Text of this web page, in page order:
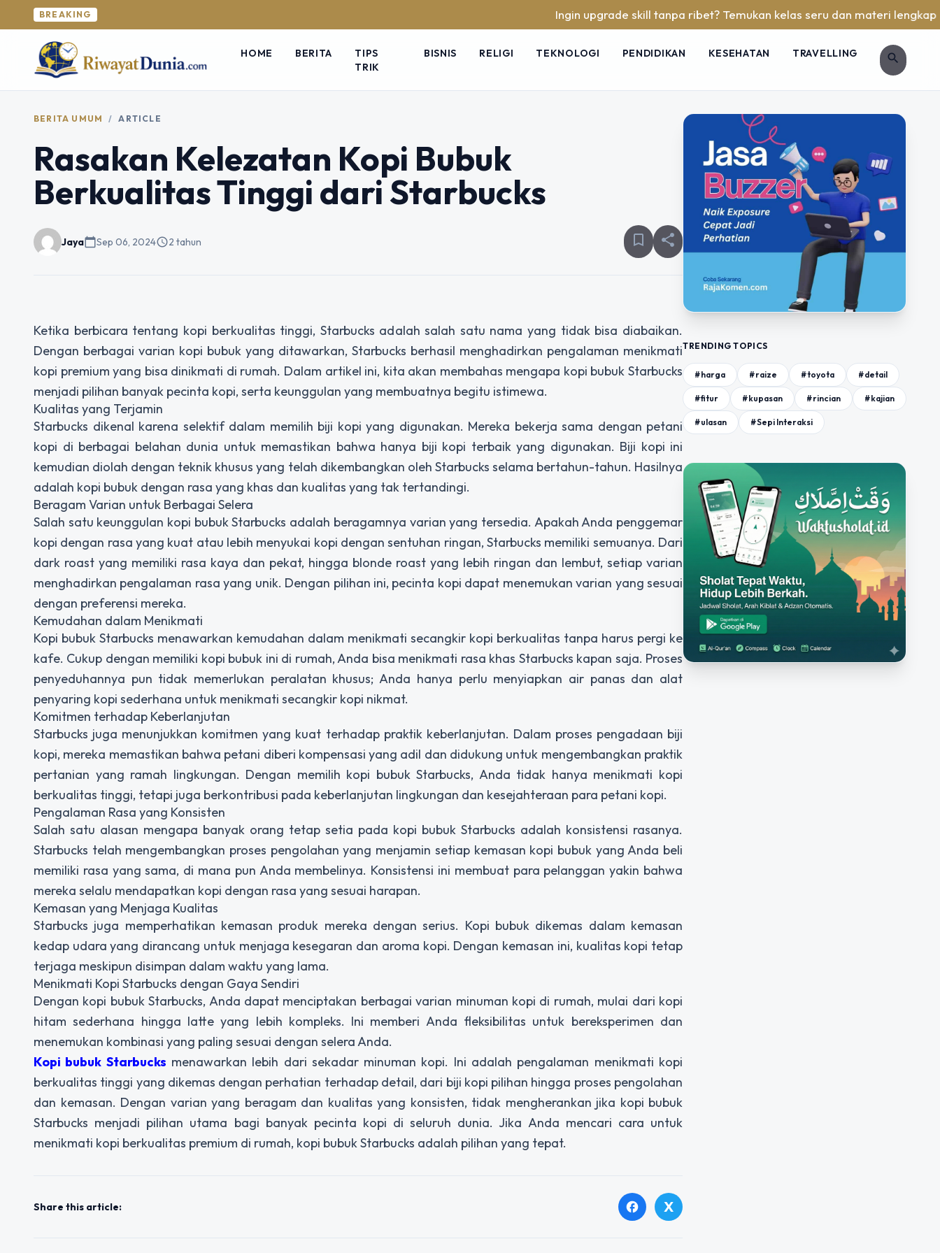
BREAKING Ingin upgrade skill tanpa ribet? Temukan kelas seru dan materi lengkap
HOME BERITA
TIPS
TRIK
BISNIS RELIGI TEKNOLOGI PENDIDIKAN KESEHATAN TRAVELLING search
BERITA UMUM / ARTICLE
Rasakan Kelezatan Kopi Bubuk
Berkualitas Tinggi dari Starbucks
Jayacalendar_todaySep 06, 2024schedule2 tahun bookmark_border share
Ketika berbicara tentang kopi berkualitas tinggi, Starbucks adalah salah satu nama yang tidak bisa diabaikan.
Dengan berbagai varian kopi bubuk yang ditawarkan, Starbucks berhasil menghadirkan pengalaman menikmati
kopi premium yang bisa dinikmati di rumah. Dalam artikel ini, kita akan membahas mengapa kopi bubuk Starbucks
menjadi pilihan banyak pecinta kopi, serta keunggulan yang membuatnya begitu istimewa.
Kualitas yang Terjamin
Starbucks dikenal karena selektif dalam memilih biji kopi yang digunakan. Mereka bekerja sama dengan petani
kopi di berbagai belahan dunia untuk memastikan bahwa hanya biji kopi terbaik yang digunakan. Biji kopi ini
kemudian diolah dengan teknik khusus yang telah dikembangkan oleh Starbucks selama bertahun-tahun. Hasilnya
adalah kopi bubuk dengan rasa yang khas dan kualitas yang tak tertandingi.
Beragam Varian untuk Berbagai Selera
Salah satu keunggulan kopi bubuk Starbucks adalah beragamnya varian yang tersedia. Apakah Anda penggemar
kopi dengan rasa yang kuat atau lebih menyukai kopi dengan sentuhan ringan, Starbucks memiliki semuanya. Dari
dark roast yang memiliki rasa kaya dan pekat, hingga blonde roast yang lebih ringan dan lembut, setiap varian
menghadirkan pengalaman rasa yang unik. Dengan pilihan ini, pecinta kopi dapat menemukan varian yang sesuai
dengan preferensi mereka.
Kemudahan dalam Menikmati
Kopi bubuk Starbucks menawarkan kemudahan dalam menikmati secangkir kopi berkualitas tanpa harus pergi ke
kafe. Cukup dengan memiliki kopi bubuk ini di rumah, Anda bisa menikmati rasa khas Starbucks kapan saja. Proses
penyeduhannya pun tidak memerlukan peralatan khusus; Anda hanya perlu menyiapkan air panas dan alat
penyaring kopi sederhana untuk menikmati secangkir kopi nikmat.
Komitmen terhadap Keberlanjutan
Starbucks juga menunjukkan komitmen yang kuat terhadap praktik keberlanjutan. Dalam proses pengadaan biji
kopi, mereka memastikan bahwa petani diberi kompensasi yang adil dan didukung untuk mengembangkan praktik
pertanian yang ramah lingkungan. Dengan memilih kopi bubuk Starbucks, Anda tidak hanya menikmati kopi
berkualitas tinggi, tetapi juga berkontribusi pada keberlanjutan lingkungan dan kesejahteraan para petani kopi.
Pengalaman Rasa yang Konsisten
Salah satu alasan mengapa banyak orang tetap setia pada kopi bubuk Starbucks adalah konsistensi rasanya.
Starbucks telah mengembangkan proses pengolahan yang menjamin setiap kemasan kopi bubuk yang Anda beli
memiliki rasa yang sama, di mana pun Anda membelinya. Konsistensi ini membuat para pelanggan yakin bahwa
mereka selalu mendapatkan kopi dengan rasa yang sesuai harapan.
Kemasan yang Menjaga Kualitas
Starbucks juga memperhatikan kemasan produk mereka dengan serius. Kopi bubuk dikemas dalam kemasan
kedap udara yang dirancang untuk menjaga kesegaran dan aroma kopi. Dengan kemasan ini, kualitas kopi tetap
terjaga meskipun disimpan dalam waktu yang lama.
Menikmati Kopi Starbucks dengan Gaya Sendiri
Dengan kopi bubuk Starbucks, Anda dapat menciptakan berbagai varian minuman kopi di rumah, mulai dari kopi
hitam sederhana hingga latte yang lebih kompleks. Ini memberi Anda fleksibilitas untuk bereksperimen dan
menemukan kombinasi yang paling sesuai dengan selera Anda.
Kopi bubuk Starbucks menawarkan lebih dari sekadar minuman kopi. Ini adalah pengalaman menikmati kopi
berkualitas tinggi yang dikemas dengan perhatian terhadap detail, dari biji kopi pilihan hingga proses pengolahan
dan kemasan. Dengan varian yang beragam dan kualitas yang konsisten, tidak mengherankan jika kopi bubuk
Starbucks menjadi pilihan utama bagi banyak pecinta kopi di seluruh dunia. Jika Anda mencari cara untuk
menikmati kopi berkualitas premium di rumah, kopi bubuk Starbucks adalah pilihan yang tepat.
Share this article: facebook X
TRENDING TOPICS
#harga #raize #toyota #detail
#fitur #kupasan #rincian #kajian
#ulasan #Sepi Interaksi